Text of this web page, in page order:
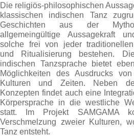
Die religiös-philosophischen
klassischen indischen Tanz
Geschichten aus der
allgemeingültige Aussagekraft
solche frei von jeder
und Ritualisierung bestehen.
indischen Tanzsprache bietet
Möglichkeiten des Ausdrucks
Kulturen und Zeiten. Neben
Konzepten findet auch eine
Körpersprache in die westliche
statt. Im Projekt SAMGAMA
Verschmelzung zweier Kulturen,
Tanz entsteht.